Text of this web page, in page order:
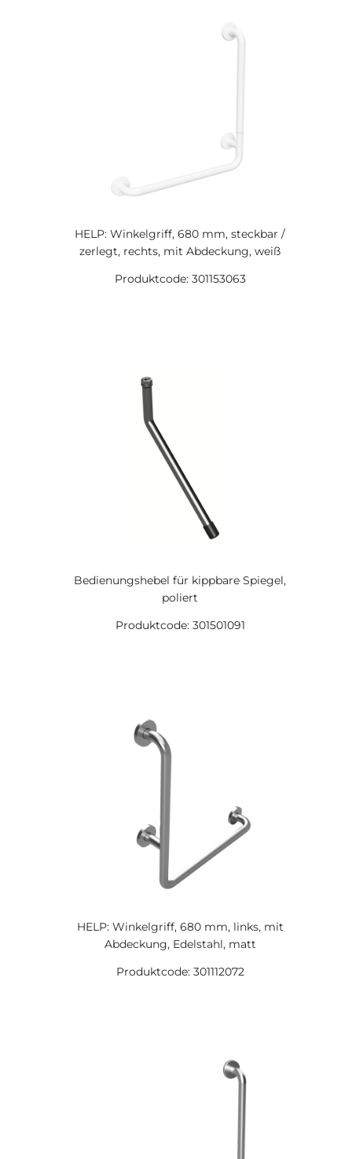
HELP: Winkelgriff, 680 mm, steckbar /
zerlegt, rechts, mit Abdeckung, weiß
Produktcode: 301153063
Bedienungshebel für kippbare Spiegel,
poliert
Produktcode: 301501091
HELP: Winkelgriff, 680 mm, links, mit
Abdeckung, Edelstahl, matt
Produktcode: 301112072